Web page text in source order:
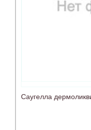
Саугелла